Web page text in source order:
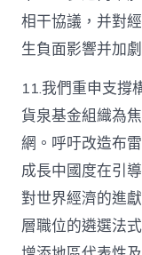
相干協議，并對
生負面影響并加
11.我們重申支撐
貨泉基金組織為
網。呼吁改造布
成長中國度在引
對世界經濟的進
層職位的遴選法